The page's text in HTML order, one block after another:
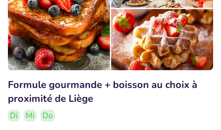
Formule gourmande + boisson au choix à
proximité de Liège
Di Mi
Do